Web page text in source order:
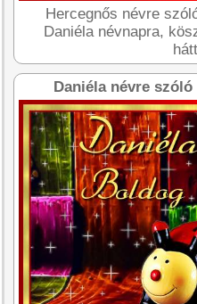
Hercegnős névre
Daniéla névnapra,
Daniéla névre